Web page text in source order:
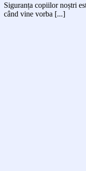
Siguranța copiilor noștri
când vine vorba [...]